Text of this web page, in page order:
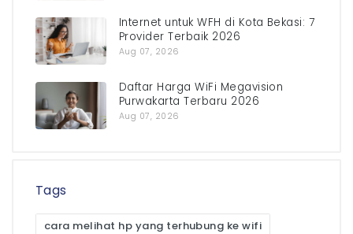
Internet untuk WFH di Kota Bekasi: 7
Provider Terbaik 2026
Aug 07, 2026
Daftar Harga WiFi Megavision
Purwakarta Terbaru 2026
Aug 07, 2026
Tags
cara melihat hp yang terhubung ke wifi